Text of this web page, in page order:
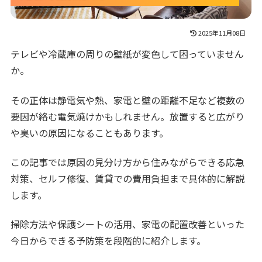
2025年11月08日
テレビや冷蔵庫の周りの壁紙が変色して困っていません
か。
その正体は静電気や熱、家電と壁の距離不足など複数の
要因が絡む電気焼けかもしれません。放置すると広がり
や臭いの原因になることもあります。
この記事では原因の見分け方から住みながらできる応急
対策、セルフ修復、賃貸での費用負担まで具体的に解説
します。
掃除方法や保護シートの活用、家電の配置改善といった
今日からできる予防策を段階的に紹介します。